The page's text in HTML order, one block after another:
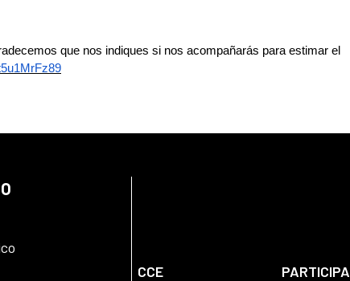
que nos indiques si nos acompañarás para estimar el
CCE PARTICIPA